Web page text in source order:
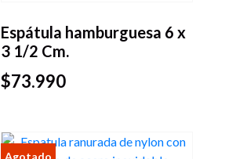
Espátula hamburguesa 6 x
3 1/2 Cm.
$73.990